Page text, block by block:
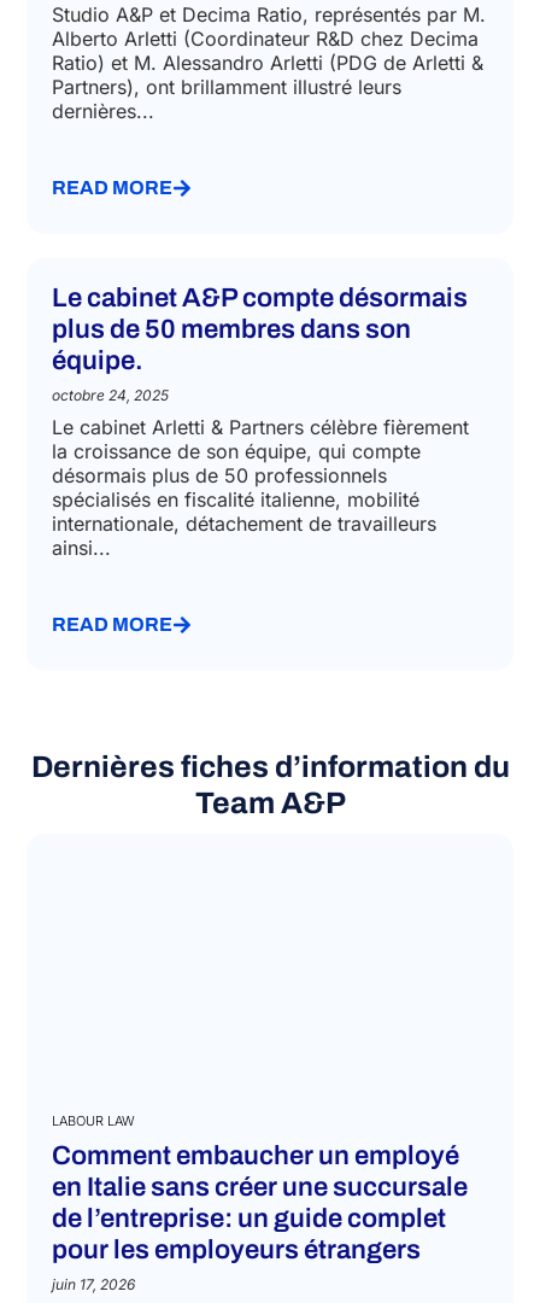
Studio A&P et Decima Ratio, représentés par M.
Alberto Arletti (Coordinateur R&D chez Decima
Ratio) et M. Alessandro Arletti (PDG de Arletti &
Partners), ont brillamment illustré leurs
dernières...
READ MORE
Le cabinet A&P compte désormais
plus de 50 membres dans son
équipe.
octobre 24, 2025
Le cabinet Arletti & Partners célèbre fièrement
la croissance de son équipe, qui compte
désormais plus de 50 professionnels
spécialisés en fiscalité italienne, mobilité
internationale, détachement de travailleurs
ainsi...
READ MORE
Dernières fiches d’information du
Team A&P
LABOUR LAW
Comment embaucher un employé
en Italie sans créer une succursale
de l’entreprise: un guide complet
pour les employeurs étrangers
juin 17, 2026